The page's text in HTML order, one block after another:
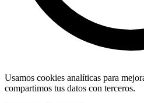
Usamos cookies analíticas para
compartimos tus datos con terceros.